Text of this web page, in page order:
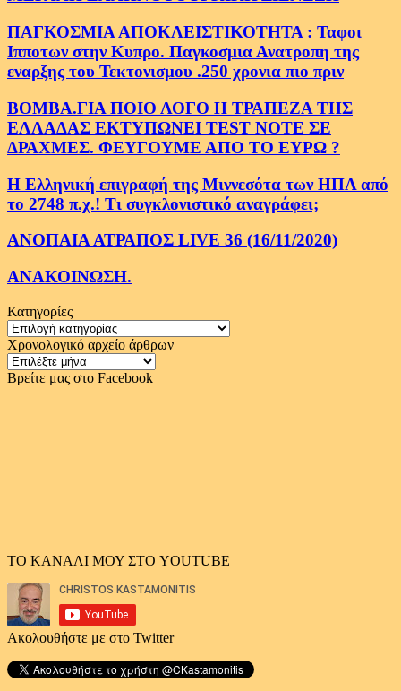
ΠΑΓΚΟΣΜΙΑ ΑΠΟΚΛΕΙΣΤΙΚΟΤΗΤΑ : Ταφοι
Ιπποτων στην Κυπρο. Παγκοσμια Ανατροπη της
εναρξης του Τεκτονισμου .250 χρονια πιο πριν
ΒΟΜΒΑ.ΓΙΑ ΠΟΙΟ ΛΟΓΟ Η ΤΡΑΠΕΖΑ ΤΗΣ
ΕΛΛΑΔΑΣ ΕΚΤΥΠΩΝΕΙ TEST NOTE ΣΕ
ΔΡΑΧΜΕΣ. ΦΕΥΓΟΥΜΕ ΑΠΟ ΤΟ ΕΥΡΩ ?
Η Ελληνική επιγραφή της Μιννεσότα των ΗΠΑ από
το 2748 π.χ.! Τι συγκλονιστικό αναγράφει;
ΑΝΟΠΑΙΑ ΑΤΡΑΠΟΣ LIVE 36 (16/11/2020)
ΑΝΑΚΟΙΝΩΣΗ.
Κατηγορίες
Κατηγορίες
Χρονολογικό αρχείο άρθρων
Χρονολογικό
αρχείο
Βρείτε μας στο Facebook
ΤΟ ΚΑΝΑΛΙ ΜΟΥ ΣΤΟ YOUTUBE
Ακολουθήστε με στο Twitter